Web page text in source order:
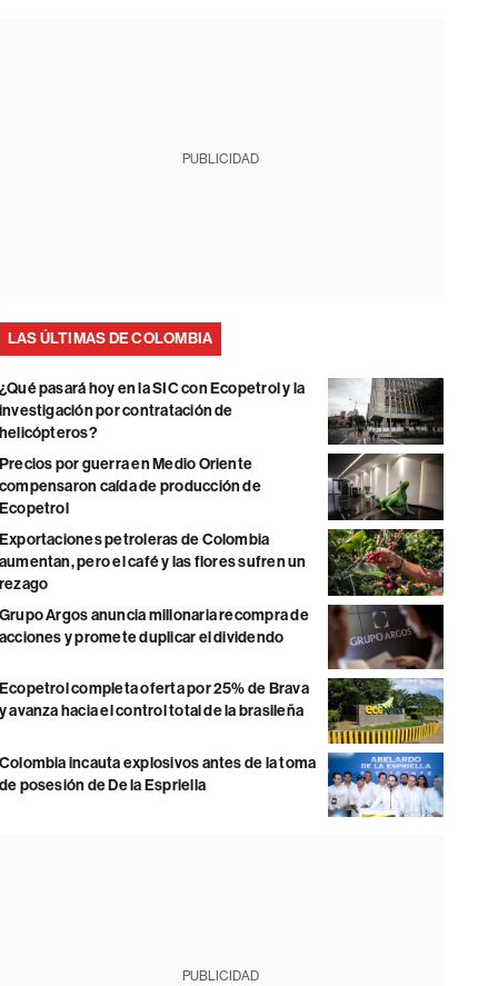
PUBLICIDAD
LAS ÚLTIMAS DE COLOMBIA
¿Qué pasará hoy en la SIC con Ecopetrol y la
investigación por contratación de
helicópteros?
Precios por guerra en Medio Oriente
compensaron caída de producción de
Ecopetrol
Exportaciones petroleras de Colombia
aumentan, pero el café y las flores sufren un
rezago
Grupo Argos anuncia millonaria recompra de
acciones y promete duplicar el dividendo
Ecopetrol completa oferta por 25% de Brava
y avanza hacia el control total de la brasileña
Colombia incauta explosivos antes de la toma
de posesión de De la Espriella
PUBLICIDAD